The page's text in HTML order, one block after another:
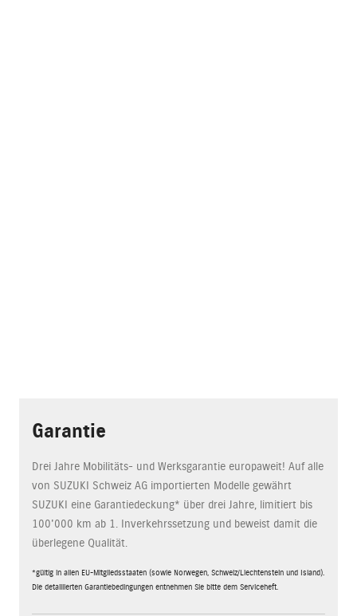
Garantie
Drei Jahre Mobilitäts- und Werksgarantie europaweit! Auf alle
von SUZUKI Schweiz AG importierten Modelle gewährt
SUZUKI eine Garantiedeckung* über drei Jahre, limitiert bis
100'000 km ab 1. Inverkehrssetzung und beweist damit die
überlegene Qualität.
*gültig in allen EU-Mitgliedsstaaten (sowie Norwegen, Schweiz/Liechtenstein und Island).
Die detaillierten Garantiebedingungen entnehmen Sie bitte dem Serviceheft.